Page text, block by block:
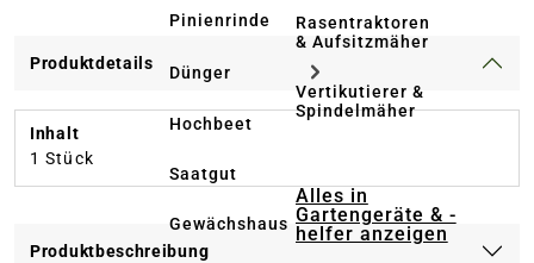
Pinienrinde
Dünger
Hochbeet
Saatgut
Gewächshaus
Rasentraktoren
& Aufsitzmäher
Vertikutierer &
Spindelmäher
Alles in
Gartengeräte & -
helfer anzeigen
Produktdetails
Inhalt
1 Stück
Produktbeschreibung